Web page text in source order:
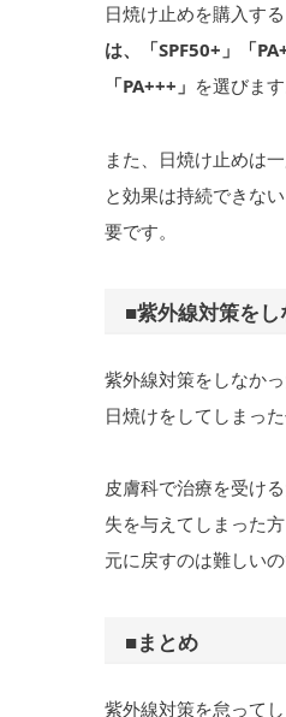
日焼け止めを購入す
は、「SPF50+」「
「PA+++」 を選びま
また、日焼け止めは
と効果は持続できな
要です。
■紫外線対策をし
紫外線対策をしなか
日焼けをしてしまっ
皮膚科で治療を受け
失を与えてしまった
元に戻すのは難しいの
■まとめ
紫外線対策を怠って